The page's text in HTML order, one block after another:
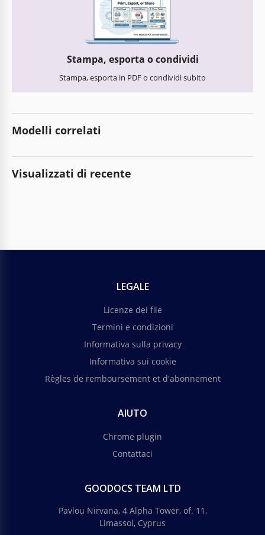
Stampa, esporta o condividi
Stampa, esporta in PDF o condividi subito
Modelli correlati
Visualizzati di recente
LEGALE
Licenze dei file
Termini e condizioni
Informativa sulla privacy
Informativa sui cookie
Règles de remboursement et d'abonnement
AIUTO
Chrome plugin
Contattaci
GOODOCS TEAM LTD
Pavlou Nirvana, 4 Alpha Tower, of. 11,
Limassol, Cyprus